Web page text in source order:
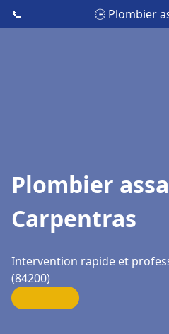
📞 🕒 Plombier
Plombier
Carpentras
Intervention rapide et
(84200)